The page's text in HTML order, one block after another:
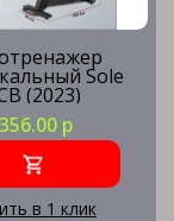
Sole
(2023)
р
в 1 клик